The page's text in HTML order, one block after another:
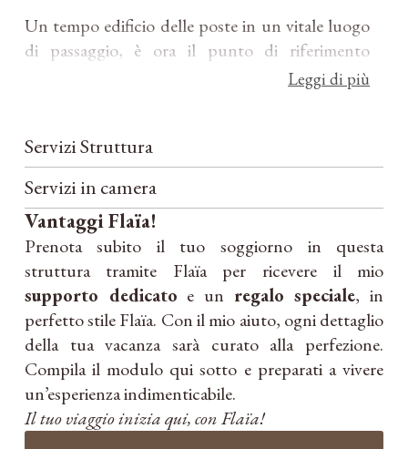
Servizi Struttura
Servizi in camera
Un tempo edificio delle poste in un vitale luogo
di passaggio, è ora il punto di riferimento
principale per chi desidera esplorare la Valtellina.
accesso privilegiato ai sentieri escursionistici, alle
cantine vinicole locali e ai suggestivi borghi
storici della regione.
Frutto della visione di Olmo e dell’abilità
progettuale dell’architetto Rocco Borromini,
l’agriturismo è un esempio di eccellenza
architettonica e sostenibilità ambientale.
L’edificio è stato ristrutturato con attenzione ai
dettagli, utilizzando materiali locali e tecniche di
costruzione tradizionali, creando un ambiente
Leggi di più
Vantaggi Flaïa!
Prenota subito il tuo soggiorno in questa
struttura tramite Flaïa per ricevere il mio
supporto dedicato e un regalo speciale, in
perfetto stile Flaïa. Con il mio aiuto, ogni dettaglio
della tua vacanza sarà curato alla perfezione.
Compila il modulo qui sotto e preparati a vivere
un’esperienza indimenticabile.
Il tuo viaggio inizia qui, con Flaïa!